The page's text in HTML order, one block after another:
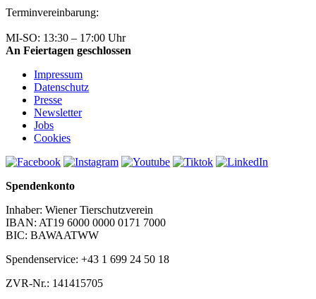
Terminvereinbarung:
MI-SO: 13:30 – 17:00 Uhr
An Feiertagen geschlossen
Impressum
Datenschutz
Presse
Newsletter
Jobs
Cookies
Spendenkonto
Inhaber: Wiener Tierschutzverein
IBAN: AT19 6000 0000 0171 7000
BIC: BAWAATWW
Spendenservice: +43 1 699 24 50 18
ZVR-Nr.: 141415705